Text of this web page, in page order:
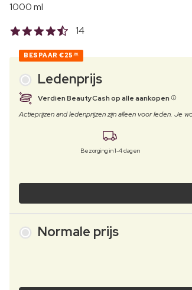
1000 ml
14
BESPAAR €25 80
Ledenprijs
Verdien BeautyCash op alle aankopen
Actieprijzen and ledenprijzen zijn alleen voor leden. Je
Bezorging in 1-4 dagen
Normale prijs